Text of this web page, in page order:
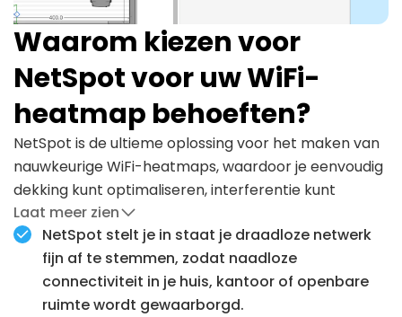
Waarom kiezen voor
NetSpot voor uw WiFi-
heatmap behoeften?
NetSpot is de ultieme oplossing voor het maken van
nauwkeurige WiFi-heatmaps, waardoor je eenvoudig
dekking kunt optimaliseren, interferentie kunt
verminderen en netwerkprestaties kunt verbeteren.
Laat meer zien
NetSpot stelt je in staat je draadloze netwerk
fijn af te stemmen, zodat naadloze
connectiviteit in je huis, kantoor of openbare
ruimte wordt gewaarborgd.